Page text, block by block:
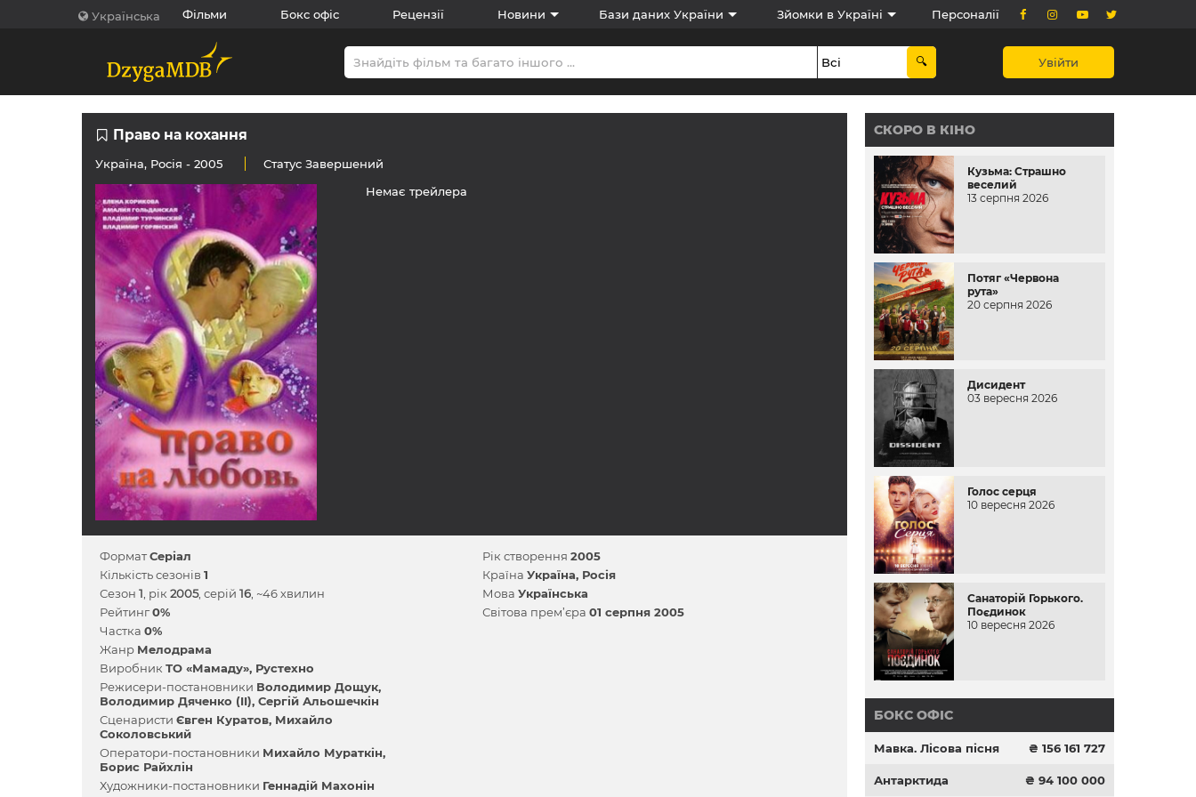
Українська Фільми Бокс офіс Рецензії Новини Бази даних України Зйомки в Україні Персоналії
Увійти
Право на кохання
Україна, Росія - 2005 Статус Завершений
Немає трейлера
ФорматСеріал
Кількість сезонів 1
Сезон 1 , рік 2005, серій 16 , ~46 хвилин
Рейтинг0%
Частка 0%
Жанр Мелодрама
Виробник ТО «Мамаду» Рустехно
Режисери-постановники Володимир Дощук
Володимир Дяченко (II) Сергій Альошечкін
Сценаристи Євген Куратов Михайло
Соколовський
Оператори-постановники Михайло Мураткін
Борис Райхлін
Художники-постановники Геннадій Махонін
Рік створення 2005
Країна Україна Росія
Мова Українська
Світова прем’єра 01 серпня 2005
СКОРО В КІНО
Кузьма: Страшно
веселий
13 серпня 2026
Потяг «Червона
рута»
20 серпня 2026
Дисидент
03 вересня 2026
Голос серця
10 вересня 2026
Санаторій Горького.
Поєдинок
10 вересня 2026
БОКС ОФІС
Мавка. Лісова пісня ₴ 156 161 727
Антарктида ₴ 94 100 000